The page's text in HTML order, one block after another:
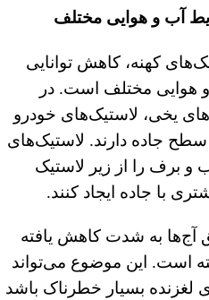
آب و هوایی مختلف
کهنه، کاهش توانایی
هوایی مختلف است. در
یخی، لاستیک‌های خودرو
جاده دارند. لاستیک‌های
برف را از زیر لاستیک
با جاده ایجاد کنند.
آج‌ها به شدت کاهش یافته
است. این موضوع می‌تواند
لغزنده بسیار خطرناک باشد